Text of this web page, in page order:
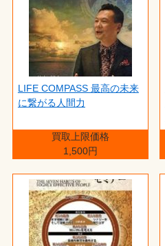
LIFE COMPASS 最高の未来
に繋がる人間力
買取上限価格
1,500円